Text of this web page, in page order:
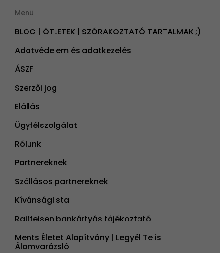
Menü
BLOG | ÖTLETEK | SZÓRAKOZTATÓ TARTALMAK ;)
Adatvédelem és adatkezelés
ÁSZF
Szerzői jog
Elállás
Ügyfélszolgálat
Rólunk
Partnereknek
Szállásos partnereknek
Kívánságlista
Raiffeisen bankártyás tájékoztató
Ments Életet Alapítvány | Legyél Te is
Álomvarázsló